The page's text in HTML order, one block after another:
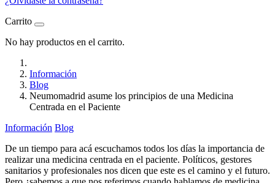
Carrito
No hay productos en el carrito.
Información
Blog
Neumomadrid asume los principios de una Medicina
Centrada en el Paciente
Información Blog
De un tiempo para acá escuchamos todos los días la importancia de
realizar una medicina centrada en el paciente. Políticos, gestores
sanitarios y profesionales nos dicen que este es el camino y el futuro.